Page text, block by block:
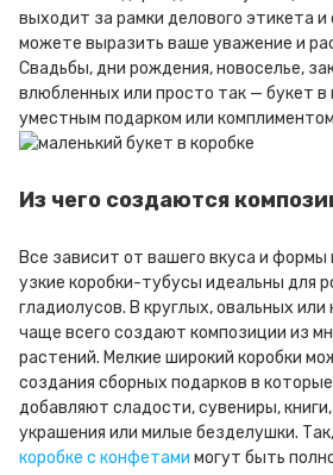
выходит за рамки делового этикета
можете выразить ваше уважение и
Свадьбы, дни рождения, новоселье,
влюбленных или просто так — букет в
уместным подарком или
Из чего создаются
Все зависит от вашего вкуса и формы
узкие коробки-тубусы идеальны для
гладиолусов. В круглых, овальных
чаще всего создают композиции из
растений. Мелкие широкий коробки
создания сборных подарков в
добавляют сладости, сувениры,
украшения или милые безделушки.
коробке с конфетами могут быть